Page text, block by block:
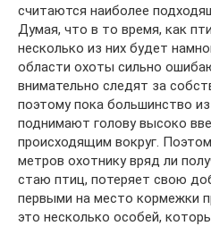
считаются наиболее
Думая, что в то время, как
несколько из них будет
области охоты сильно
внимательно следят за
поэтому пока большинство
поднимают голову высоко
происходящим вокруг.
метров охотнику вряд ли
стаю птиц, потеряет свою
первыми на место кормежки
это несколько особей,